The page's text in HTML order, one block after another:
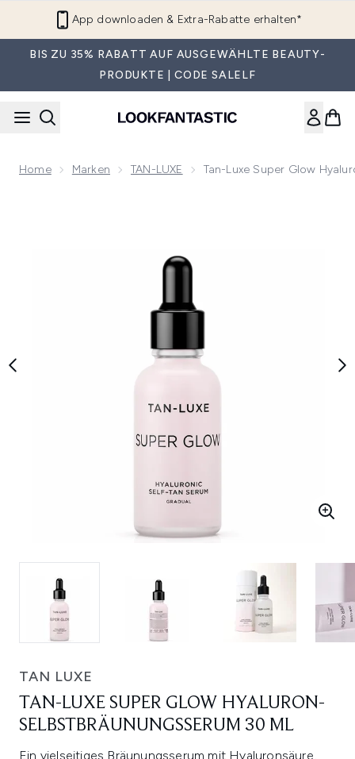
App downloaden & Extra-Rabatte erhalten*
BIS ZU 35% RABATT AUF AUSGEWÄHLTE BEAUTY-
PRODUKTE | CODE SALELF
Home Marken TAN-LUXE Tan-Luxe Super Glow
TAN LUXE
TAN-LUXE SUPER GLOW HYALURON-
SELBSTBRÄUNUNGSSERUM 30 ML
Ein vielseitiges Bräunungsserum mit Hyaluronsäure,